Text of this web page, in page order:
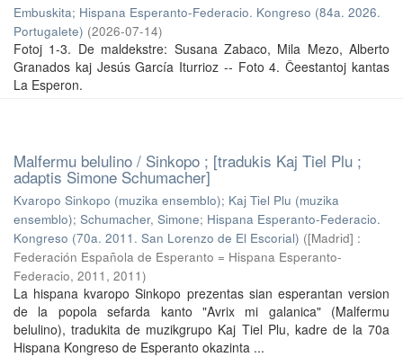
Embuskita; Hispana Esperanto-Federacio. Kongreso (84a. 2026.
Portugalete) (2026-07-14)
Fotoj 1-3. De maldekstre: Susana Zabaco, Mila Mezo, Alberto
Granados kaj Jesús García Iturrioz -- Foto 4. Ĉeestantoj kantas
La Esperon.
Malfermu belulino / Sinkopo ; [tradukis Kaj Tiel Plu ;
adaptis Simone Schumacher]
Kvaropo Sinkopo (muzika ensemblo); Kaj Tiel Plu (muzika
ensemblo); Schumacher, Simone; Hispana Esperanto-Federacio.
Kongreso (70a. 2011. San Lorenzo de El Escorial) ([Madrid] :
Federación Española de Esperanto = Hispana Esperanto-
Federacio, 2011 , 2011)
La hispana kvaropo Sinkopo prezentas sian esperantan version
de la popola sefarda kanto "Avrix mi galanica" (Malfermu
belulino), tradukita de muzikgrupo Kaj Tiel Plu, kadre de la 70a
Hispana Kongreso de Esperanto okazinta ...